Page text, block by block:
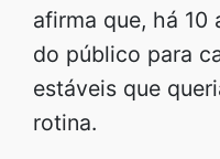
afirma que, há 10
do público para
estáveis que
rotina.